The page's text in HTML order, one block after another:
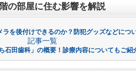
の部屋に住む影響を解説
を後付けできるのか？防犯グッズなどにつ
記事一覧
石田歯科」の概要！診療内容についてもご